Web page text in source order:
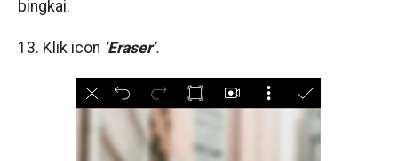
bingkai.
13. Klik icon ‘Eraser’.